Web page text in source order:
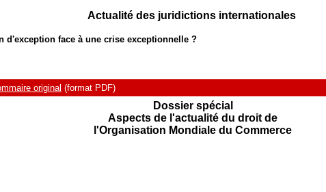
Actualité des juridictions internationales
d'exception face à une crise exceptionnelle ?
original (format PDF)
Dossier spécial
Aspects de l'actualité du droit de
l'Organisation Mondiale du Commerce